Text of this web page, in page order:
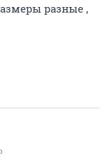
разные ,